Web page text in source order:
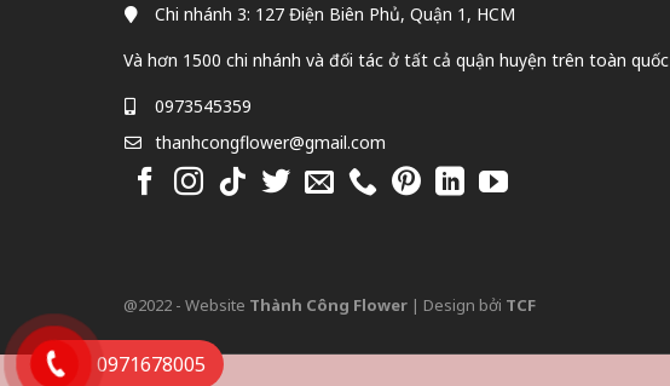
Chi nhánh 3: 127 Điện Biên Phủ, Quận 1, HCM
Và hơn 1500 chi nhánh và đối tác ở tất cả quận huyện trên toàn quốc
0973545359
thanhcongflower@gmail.com
@2022 - Website Thành Công Flower | Design bởi TCF
0971678005